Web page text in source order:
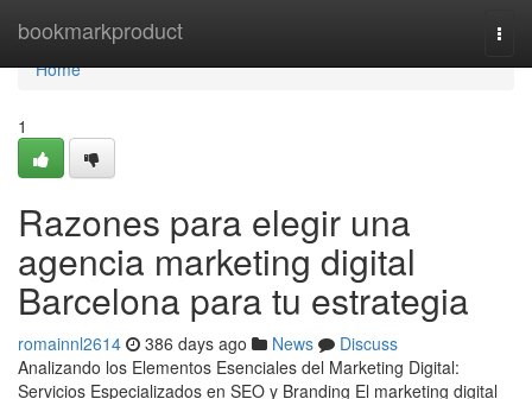
bookmarkproduct
Home
Home
1
Razones para elegir una
agencia marketing digital
Barcelona para tu estrategia
romainnl2614 386 days ago News
Discuss
Analizando los Elementos Esenciales del Marketing Digital:
Servicios Especializados en SEO y Branding El marketing digital